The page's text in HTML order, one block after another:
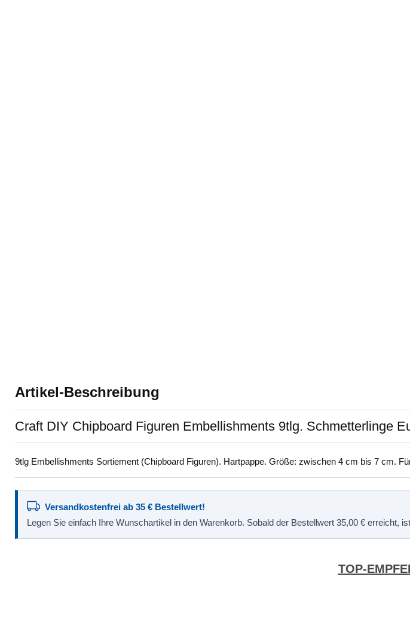
Artikel-Beschreibung
Craft DIY Chipboard Figuren Embellishments 9tlg. Schmetterlinge
9tlg Embellishments Sortiement (Chipboard Figuren). Hartpappe. Größe: zwischen 4 cm bis 7 cm.
Versandkostenfrei ab 35 € Bestellwert!
Legen Sie einfach Ihre Wunschartikel in den Warenkorb. Sobald der Bestellwert 35,00 €
TOP-